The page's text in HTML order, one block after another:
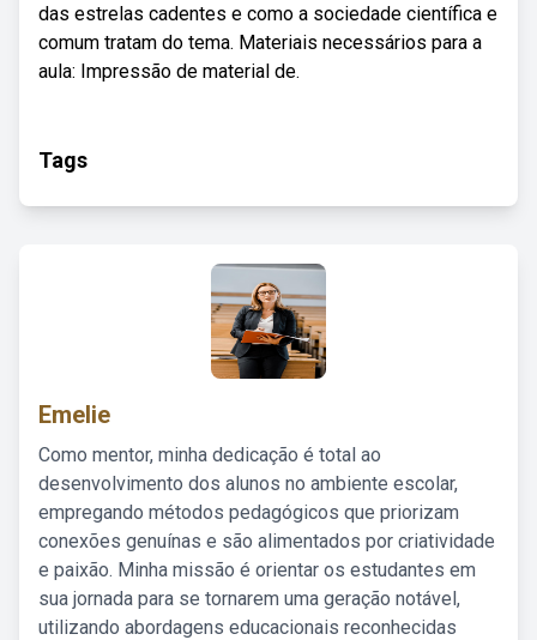
das estrelas cadentes e como a sociedade científica e
comum tratam do tema. Materiais necessários para a
aula: Impressão de material de.
Tags
Emelie
Como mentor, minha dedicação é total ao
desenvolvimento dos alunos no ambiente escolar,
empregando métodos pedagógicos que priorizam
conexões genuínas e são alimentados por criatividade
e paixão. Minha missão é orientar os estudantes em
sua jornada para se tornarem uma geração notável,
utilizando abordagens educacionais reconhecidas